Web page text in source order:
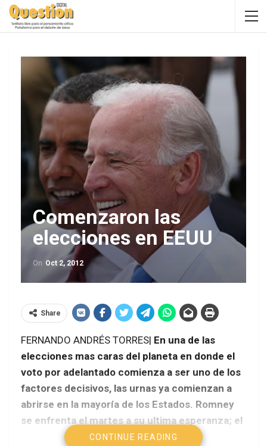
Comenzaron las
elecciones en EEUU
On Oct 2, 2012
Share
FERNANDO ANDRÉS TORRES| En una de las
elecciones mas caras del planeta en donde el
voto por adelantado comienza a ser uno de los
factores decisivos, las urnas ya comienzan a
abrirse en la mayoría de los Estados. Romney
se enfrenta el martes a su ultima esperanza; el
debate presidencial. A casi cinco semanas del
CONTINUE READING